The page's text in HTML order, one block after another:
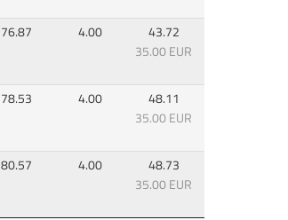
76.87 4.00
43.72
35.00 EUR
78.53 4.00
48.11
35.00 EUR
80.57 4.00
48.73
35.00 EUR